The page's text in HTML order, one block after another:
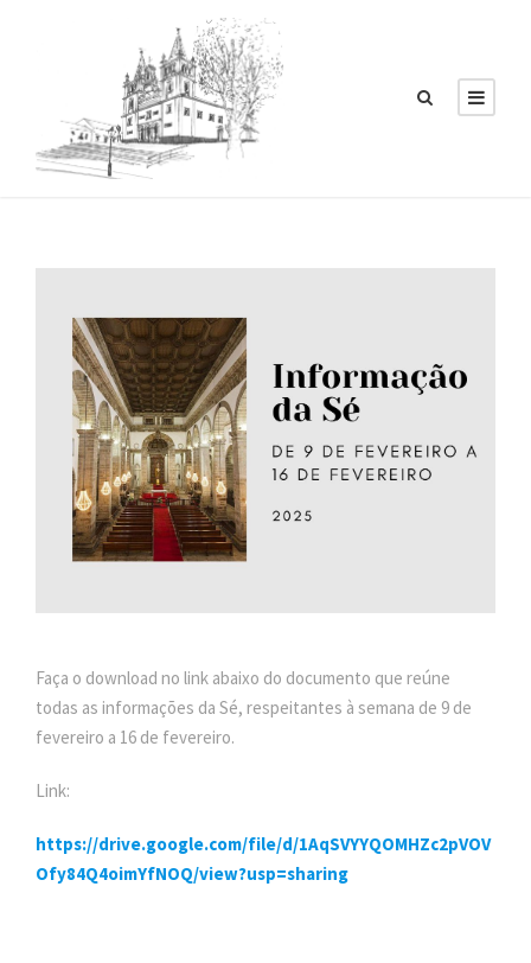
Faça o download no link abaixo do documento que reúne
todas as informações da Sé, respeitantes à semana de 9 de
fevereiro a 16 de fevereiro.
Link:
https://drive.google.com/file/d/1AqSVYYQOMHZc2pVOV
Ofy84Q4oimYfNOQ/view?usp=sharing